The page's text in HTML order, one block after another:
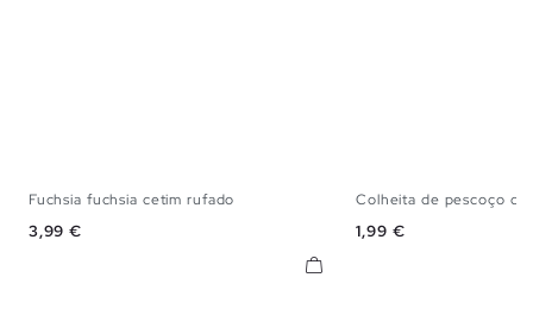
Fuchsia fuchsia cetim rufado
Preço
3,99 €
XS S
Colheita de pescoço de
Preço
1,99 €